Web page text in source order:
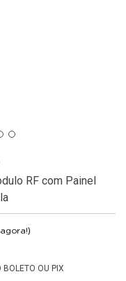
RF com Painel
)
BOLETO OU PIX